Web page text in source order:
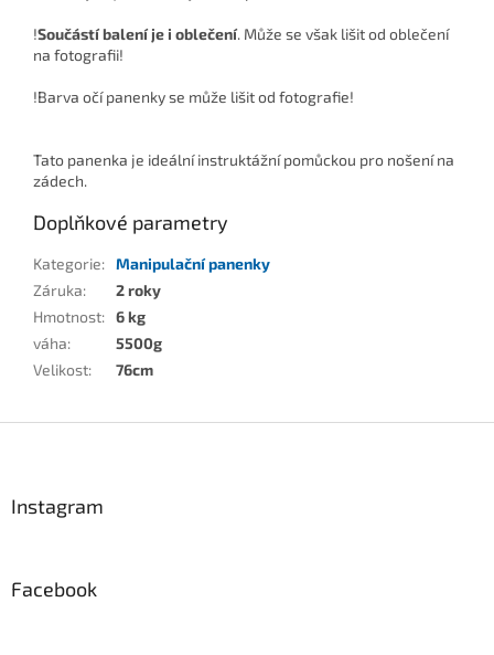
!Součástí balení je i oblečení. Může se však lišit od oblečení
na fotografii!
!Barva očí panenky se může lišit od fotografie!
Tato panenka je ideální instruktážní pomůckou pro nošení na
zádech.
Doplňkové parametry
Kategorie: Manipulační panenky
Záruka:
2 roky
Hmotnost: 6 kg
váha:
5500g
Velikost: 76cm
Instagram
Facebook